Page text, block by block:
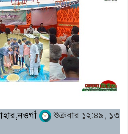
শুক্রবার ১২:৪৯, ১৩